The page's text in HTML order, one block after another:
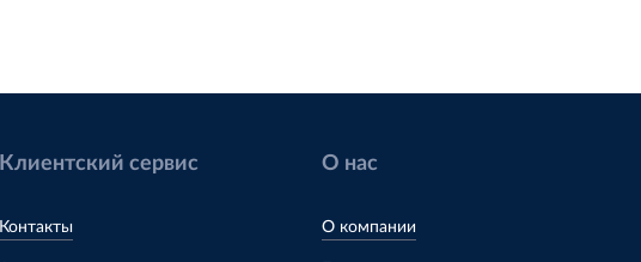
Клиентский сервис
Контакты
О нас
О компании